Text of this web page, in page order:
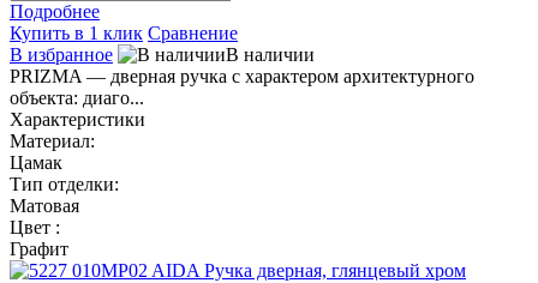
Подробнее
Купить в 1 клик Сравнение
В избранное
В наличии
PRIZMA — дверная ручка с характером архитектурного
объекта: диаго...
Характеристики
Материал:
Цамак
Тип отделки:
Матовая
Цвет :
Графит